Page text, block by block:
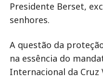
Presidente Berset,
senhores.
A questão da
na essência do
Internacional da Cruz